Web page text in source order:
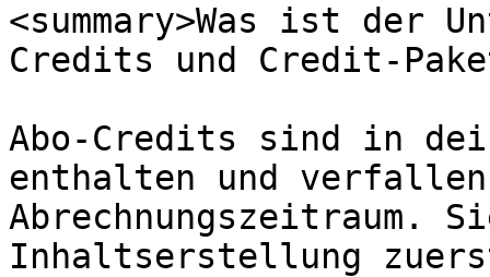
<summary>Was ist der
Credits und Credit-
Abo-Credits sind in
enthalten und
Abrechnungszeitraum.
Inhaltserstellung